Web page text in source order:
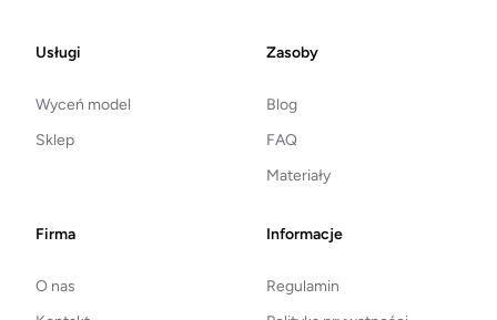
FooterUsługi
Wyceń model
Sklep
Zasoby
Blog
FAQ
Materiały
Firma
O nas
Informacje
Regulamin